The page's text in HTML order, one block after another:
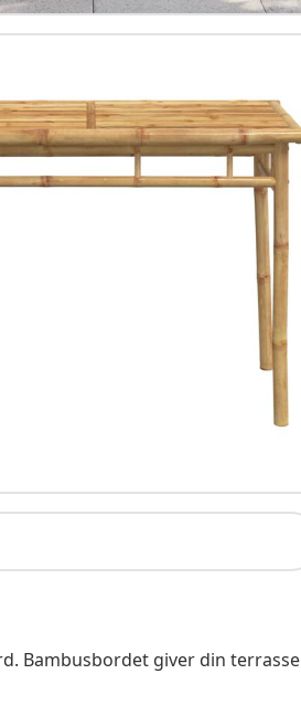
Bambusbordet giver din terrasse